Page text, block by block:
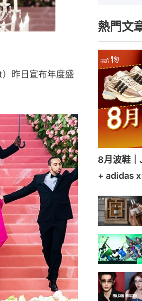
昨日宣布年度盛
熱門文
8月波鞋
+ adidas